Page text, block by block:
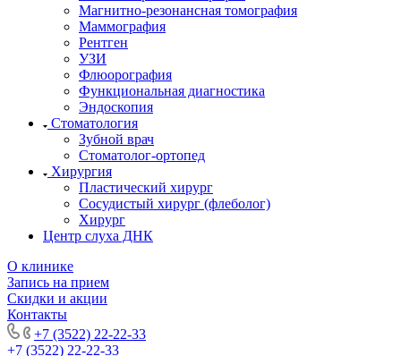
Магнитно-резонансная томография
Маммография
Рентген
УЗИ
Флюорография
Функциональная диагностика
Эндоскопия
Стоматология
Зубной врач
Стоматолог-ортопед
Хирургия
Пластический хирург
Сосудистый хирург (флеболог)
Хирург
Центр слуха ДНК
О клинике
Запись на прием
Скидки и акции
Контакты
+7 (3522) 22-22-33
+7 (3522) 22-22-33